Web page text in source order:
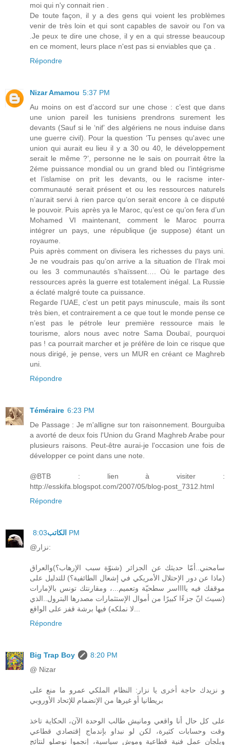
moi qui n'y connait rien .
De toute façon, il y a des gens qui voient les problèmes
venir de très loin et qui sont capables de savoir ou l'on va
.Je peux te dire une chose, il y en a qui stresse beaucoup
en ce moment, leurs place n'est pas si enviables que ça .
Répondre
Nizar Amamou 5:37 PM
Au moins on est d’accord sur une chose : c’est que dans
une union pareil les tunisiens prendrons surement les
devants (Sauf si le ‘nif’ des algériens ne nous induise dans
une guerre civil). Pour la question ‘Tu penses qu'avec une
union qui aurait eu lieu il y a 30 ou 40, le développement
serait le même ?’, personne ne le sais on pourrait être la
2éme puissance mondial ou un grand bled ou l’intégrisme
et l’islamise on prit les devants, ou le racisme inter-
communauté serait présent et ou les ressources naturels
n’aurait servi à rien parce qu’on serait encore à ce disputé
le pouvoir. Puis après ya le Maroc, qu’est ce qu’on fera d’un
Mohamed VI maintenant, comment le Maroc pourra
intégrer un pays, une république (je suppose) étant un
royaume.
Puis après comment on divisera les richesses du pays uni.
Je ne voudrais pas qu’on arrive a la situation de l’Irak moi
ou les 3 communautés s’haïssent…. Où le partage des
ressources après la guerre est totalement inégal. La Russie
a éclaté malgré toute ca puissance.
Regarde l’UAE, c’est un petit pays minuscule, mais ils sont
très bien, et contrairement a ce que tout le monde pense ce
n’est pas le pétrole leur première ressource mais le
tourisme, alors nous avec notre Sama Doubaï, pourquoi
pas ! ca pourrait marcher et je préfère de loin ce risque que
nous dirigé, je pense, vers un MUR en créant ce Maghreb
uni.
Répondre
Téméraire 6:23 PM
De Passage : Je m'alligne sur ton raisonnement. Bourguiba
a avorté de deux fois l'Union du Grand Maghreb Arabe pour
plusieurs raisons. Peut-être aurai-je l'occasion une fois de
développer ce point dans une note.
@BTB : lien à visiter :
http://esskifa.blogspot.com/2007/05/blog-post_7312.html
Répondre
الكاتب 8:03 PM
@نزار:
سامحني..أمّا حديثك عن الجزائر (شنوّة سبب الإرهاب؟)والعراق
(ماذا عن دور الإحتلال الأمريكي في إشعال الطائفية؟) للتدليل على
موقفك فيه يااااسر سطحيّة وتعميم...، ومقارنتك تونس بالإمارات
(نسيتَ انّ جزءًا كبيرًا من أموال الإستثمارات مصدرها البترول..الذي
Répondre
Big Trap Boy
8:20 PM
@ Nizar
و نزيدك حاجة أخرى يا نزار: النظام الملكي عمرو ما منع على
بريطانيا أو غيرها من الإنضمام للإتحاد الأوروبي
على كل حال أنا واقعي ومانيش طالب الوحدة الآن، الحكاية تاخذ
وقت وحسابات كثيرة، لكن لو نبداو بإندماج إقتصادي قطاعي
وبلجان عمل فنية قطاعية وموش سياسية، إنجموا نوصلو لنتائج